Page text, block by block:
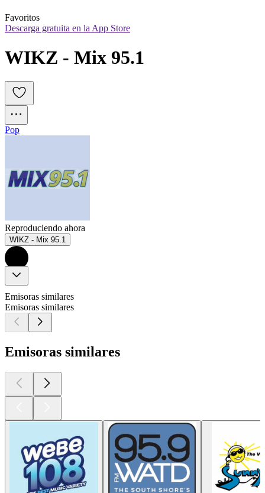
Favoritos
Descarga gratuita en la App Store
WIKZ - Mix 95.1
Pop
Reproduciendo ahora
WIKZ - Mix 95.1
Emisoras similares
Emisoras similares
Emisoras similares